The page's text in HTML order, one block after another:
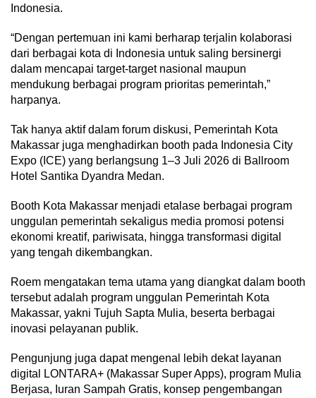
Indonesia.
“Dengan pertemuan ini kami berharap terjalin kolaborasi
dari berbagai kota di Indonesia untuk saling bersinergi
dalam mencapai target-target nasional maupun
mendukung berbagai program prioritas pemerintah,”
harpanya.
Tak hanya aktif dalam forum diskusi, Pemerintah Kota
Makassar juga menghadirkan booth pada Indonesia City
Expo (ICE) yang berlangsung 1–3 Juli 2026 di Ballroom
Hotel Santika Dyandra Medan.
Booth Kota Makassar menjadi etalase berbagai program
unggulan pemerintah sekaligus media promosi potensi
ekonomi kreatif, pariwisata, hingga transformasi digital
yang tengah dikembangkan.
Roem mengatakan tema utama yang diangkat dalam booth
tersebut adalah program unggulan Pemerintah Kota
Makassar, yakni Tujuh Sapta Mulia, beserta berbagai
inovasi pelayanan publik.
Pengunjung juga dapat mengenal lebih dekat layanan
digital LONTARA+ (Makassar Super Apps), program Mulia
Berjasa, Iuran Sampah Gratis, konsep pengembangan